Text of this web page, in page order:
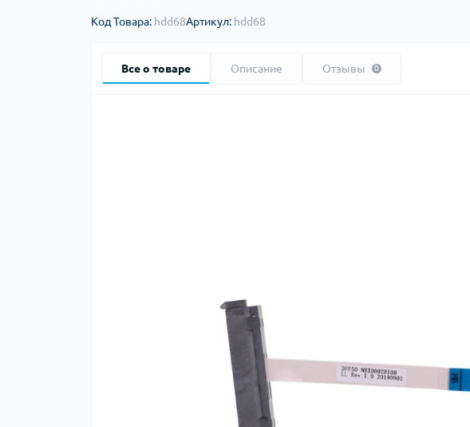
Код Товара: hdd68Артикул: hdd68
Все о товаре Описание Отзывы 0